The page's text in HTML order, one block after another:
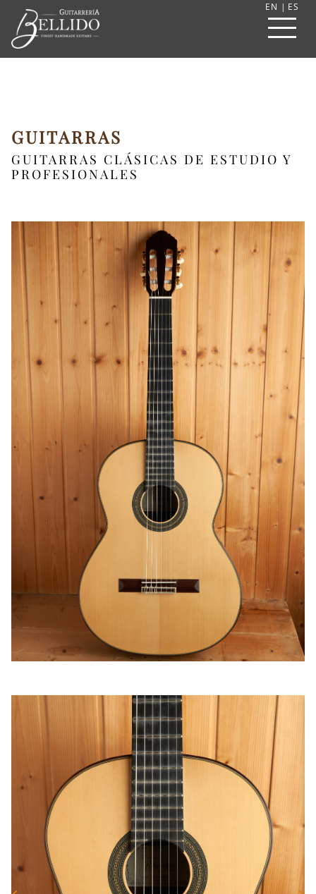
EN | ES
GUITARRAS
GUITARRAS CLÁSICAS DE ESTUDIO Y
PROFESIONALES